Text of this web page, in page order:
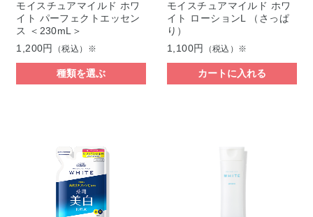
モイスチュアマイルド ホワ
イト パーフェクトエッセン
ス ＜230mL＞
1,200円
（税込）※
種類を選ぶ
モイスチュアマイルド ホワ
イト ローションL （さっぱ
り）
1,100円
（税込）※
カートに入れる